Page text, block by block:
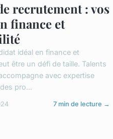
recrutement : vos
finance et
idéal en finance et
être un défi de taille. Talents
avec expertise
pro...
7 min de lecture →